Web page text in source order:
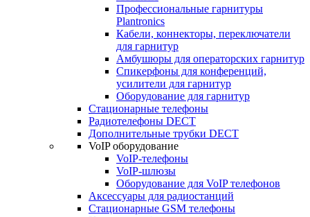
Профессиональные гарнитуры
Plantronics
Кабели, коннекторы, переключатели
для гарнитур
Амбушюры для операторских гарнитур
Cпикерфоны для конференций,
усилители для гарнитур
Оборудование для гарнитур
Стационарные телефоны
Радиотелефоны DECT
Дополнительные трубки DECT
VoIP оборудование
VoIP-телефоны
VoIP-шлюзы
Оборудование для VoIP телефонов
Аксессуары для радиостанций
Стационарные GSM телефоны